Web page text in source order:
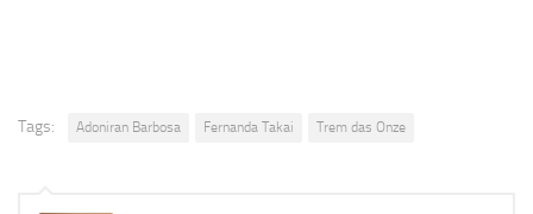
Tags: Adoniran Barbosa Fernanda Takai Trem das Onze